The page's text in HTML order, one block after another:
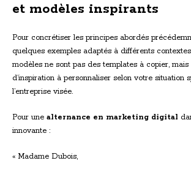
et modèles inspirants
Pour concrétiser les principes abordés
quelques exemples adaptés à différents contextes
modèles ne sont pas des templates à copier,
d’inspiration à personnaliser selon votre situation
l’entreprise visée.
Pour une alternance en marketing digital
innovante :
« Madame Dubois,